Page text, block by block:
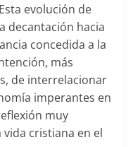
evolución de
decantación hacia
concedida a la
más
de interrelacionar
imperantes en
muy
cristiana en el